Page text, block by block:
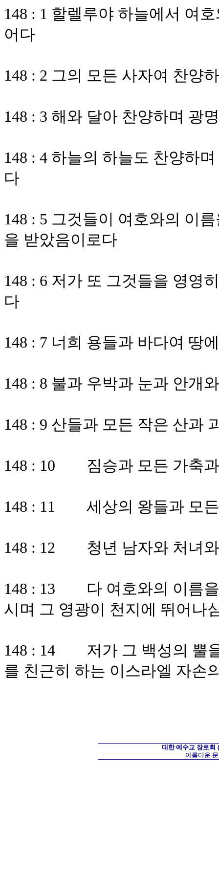
148 : 1 할렐루야 하늘에서 여
어다
148 : 2 그의 모든 사자여 찬양
148 : 3 해와 달아 찬양하며 광
148 : 4 하늘의 하늘도 찬양하
다
148 : 5 그것들이 여호와의 이
을 받았음이로다
148 : 6 저가 또 그것들을 영영
다
148 : 7 너희 용들과 바다여 땅
148 : 8 불과 우박과 눈과 안개
148 : 9 산들과 모든 작은 산과
148 : 10 짐승과 모든 가축과
148 : 11 세상의 왕들과 모든
148 : 12 청년 남자와 처녀와
148 : 13 다 여호와의 이름을
시며 그 영광이 천지에 뛰어나
148 : 14 저가 그 백성의 뿔
를 친근히 하는 이스라엘 자손
대한 예수교 장로회
아름다운